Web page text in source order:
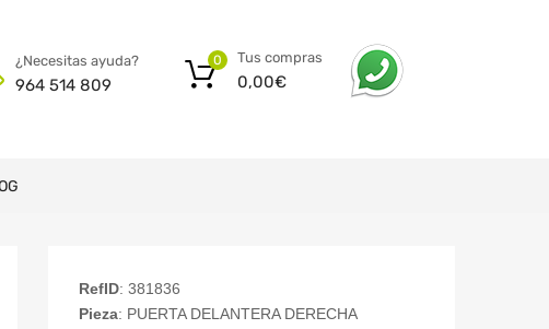
¿Necesitas ayuda?
964 514 809
Tus compras
0,00€
0
RefID: 381836
Pieza: PUERTA DELANTERA DERECHA